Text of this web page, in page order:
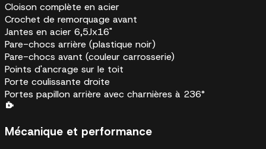
Cloison complète en acier
Crochet de remorquage avant
Jantes en acier 6,5Jx16"
Pare-chocs arrière (plastique noir)
Pare-chocs avant (couleur carrosserie)
Points d'ancrage sur le toit
Porte coulissante droite
Portes papillon arrière avec charnières à 236°
Mécanique et performance